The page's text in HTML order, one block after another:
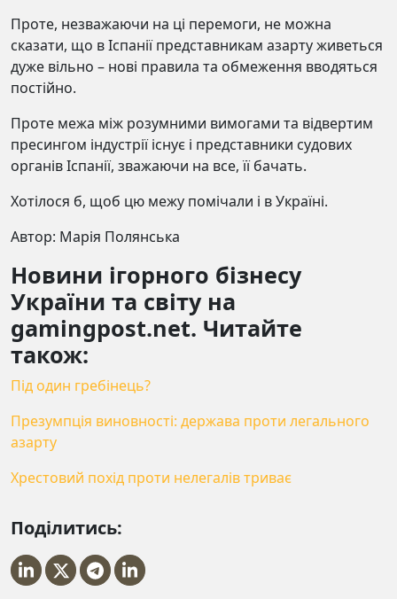
Проте, незважаючи на ці перемоги, не можна
сказати, що в Іспанії представникам азарту живеться
дуже вільно – нові правила та обмеження вводяться
постійно.
Проте межа між розумними вимогами та відвертим
пресингом індустрії існує і представники судових
органів Іспанії, зважаючи на все, її бачать.
Хотілося б, щоб цю межу помічали і в Україні.
Автор: Марія Полянська
Новини ігорного бізнесу
України та світу на
gamingpost.net. Читайте
також:
Під один гребінець?
Презумпція виновності: держава проти легального
азарту
Хрестовий похід проти нелегалів триває
Поділитись: